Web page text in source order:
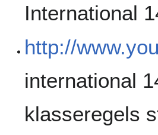
International
http://
international
klasseregels